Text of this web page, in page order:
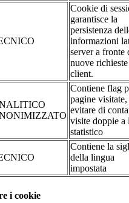
Cookie di
garantisce la
persistenza
informazioni
server a fronte
nuove
client.
Contiene flag
pagine visitate,
evitare di
visite doppie a
statistico
Contiene la
della lingua
impostata
i cookie